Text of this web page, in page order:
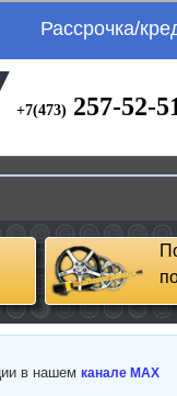
Рассрочка/
+7(473) 257-52-
в нашем канале MAX